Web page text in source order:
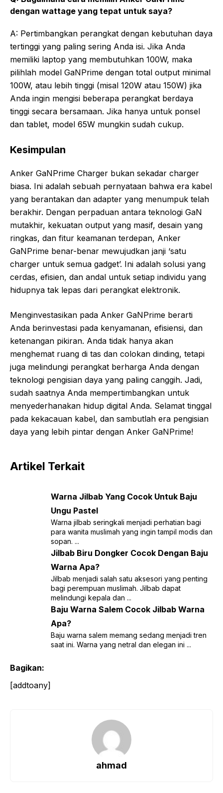
dengan wattage yang tepat untuk saya?
A: Pertimbangkan perangkat dengan kebutuhan daya
tertinggi yang paling sering Anda isi. Jika Anda
memiliki laptop yang membutuhkan 100W, maka
pilihlah model GaNPrime dengan total output minimal
100W, atau lebih tinggi (misal 120W atau 150W) jika
Anda ingin mengisi beberapa perangkat berdaya
tinggi secara bersamaan. Jika hanya untuk ponsel
dan tablet, model 65W mungkin sudah cukup.
Kesimpulan
Anker GaNPrime Charger bukan sekadar charger
biasa. Ini adalah sebuah pernyataan bahwa era kabel
yang berantakan dan adapter yang menumpuk telah
berakhir. Dengan perpaduan antara teknologi GaN
mutakhir, kekuatan output yang masif, desain yang
ringkas, dan fitur keamanan terdepan, Anker
GaNPrime benar-benar mewujudkan janji ‘satu
charger untuk semua gadget’. Ini adalah solusi yang
cerdas, efisien, dan andal untuk setiap individu yang
hidupnya tak lepas dari perangkat elektronik.
Menginvestasikan pada Anker GaNPrime berarti
Anda berinvestasi pada kenyamanan, efisiensi, dan
ketenangan pikiran. Anda tidak hanya akan
menghemat ruang di tas dan colokan dinding, tetapi
juga melindungi perangkat berharga Anda dengan
teknologi pengisian daya yang paling canggih. Jadi,
sudah saatnya Anda mempertimbangkan untuk
menyederhanakan hidup digital Anda. Selamat tinggal
pada kekacauan kabel, dan sambutlah era pengisian
daya yang lebih pintar dengan Anker GaNPrime!
Artikel Terkait
Warna Jilbab Yang Cocok Untuk Baju
Ungu Pastel
Warna jilbab seringkali menjadi perhatian bagi
para wanita muslimah yang ingin tampil modis dan
sopan. ...
Jilbab Biru Dongker Cocok Dengan Baju
Warna Apa?
Jilbab menjadi salah satu aksesori yang penting
bagi perempuan muslimah. Jilbab dapat
melindungi kepala dan ...
Baju Warna Salem Cocok Jilbab Warna
Apa?
Baju warna salem memang sedang menjadi tren
saat ini. Warna yang netral dan elegan ini ...
Bagikan:
[addtoany]
ahmad